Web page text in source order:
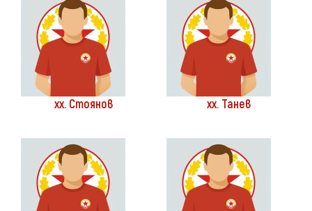
хх. Стоянов хх. Танев